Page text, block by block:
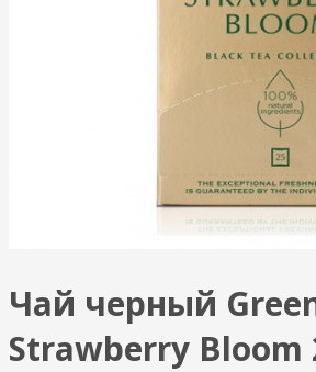
Чай черный
Strawberry Bloom